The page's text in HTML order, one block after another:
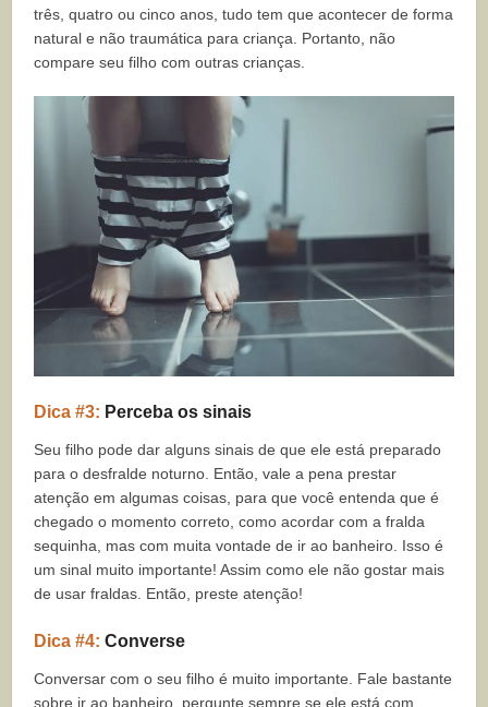
três, quatro ou cinco anos, tudo tem que acontecer de forma
natural e não traumática para criança. Portanto, não
compare seu filho com outras crianças.
Dica #3: Perceba os sinais
Seu filho pode dar alguns sinais de que ele está preparado
para o desfralde noturno. Então, vale a pena prestar
atenção em algumas coisas, para que você entenda que é
chegado o momento correto, como acordar com a fralda
sequinha, mas com muita vontade de ir ao banheiro. Isso é
um sinal muito importante! Assim como ele não gostar mais
de usar fraldas. Então, preste atenção!
Dica #4: Converse
Conversar com o seu filho é muito importante. Fale bastante
sobre ir ao banheiro, pergunte sempre se ele está com